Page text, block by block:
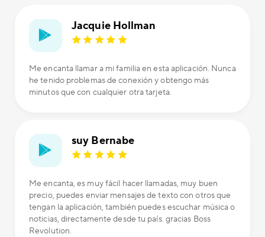
Jacquie Hollman
Me encanta llamar a mi familia en esta aplicación. Nunca
he tenido problemas de conexión y obtengo más
minutos que con cualquier otra tarjeta.
suy Bernabe
Me encanta, es muy fácil hacer llamadas, muy buen
precio, puedes enviar mensajes de texto con otros que
tengan la aplicación, también puedes escuchar música o
noticias, directamente desde tu país. gracias Boss
Revolution.